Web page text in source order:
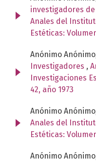
investigadores
Anales del
Estéticas:
Anónimo
Investigadores ,
Investigaciones
42, año 1973
Anónimo
Anales del
Estéticas:
Anónimo